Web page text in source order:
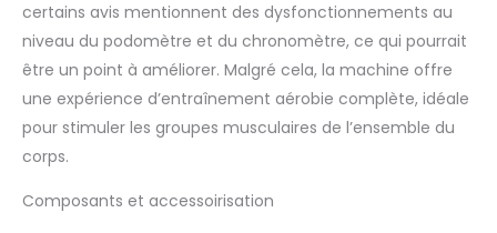
individuel à votre taille
et à vos préférences
d'entraînement.
Construction
triangulaire stable : ce
stepper pliable est
la corrosion. Le cadre
certains avis mentionnent des dysfonctionnements au
niveau du podomètre et du chronomètre, ce qui pourrait
être un point à améliorer. Malgré cela, la machine offre
une expérience d’entraînement aérobie complète, idéale
pour stimuler les groupes musculaires de l’ensemble du
corps.
Composants et accessoirisation